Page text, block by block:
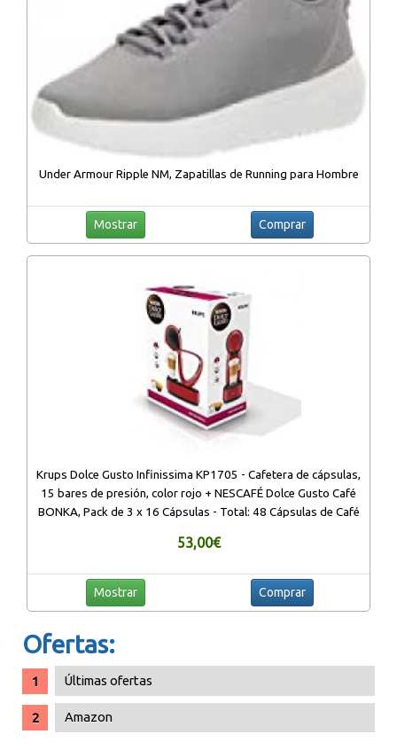
Under Armour Ripple NM, Zapatillas de Running para Hombre
Mostrar Comprar
Krups Dolce Gusto Infinissima KP1705 - Cafetera de cápsulas,
15 bares de presión, color rojo + NESCAFÉ Dolce Gusto Café
BONKA, Pack de 3 x 16 Cápsulas - Total: 48 Cápsulas de Café
53,00€
Mostrar Comprar
Ofertas:
Últimas ofertas
Amazon